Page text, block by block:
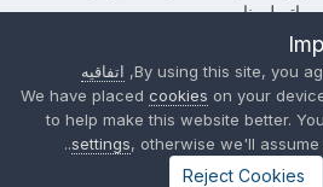
إتصل بنا
Powered by Invision
By using this site, you
, اتفاقيه
cookies on your
to help make this website better.
settings , otherwise we'll